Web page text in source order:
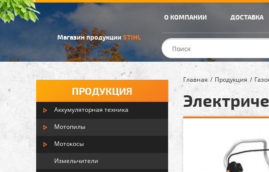
Магазин продукции STIHL
О КОМПАНИИ ДОСТАВКА
ПРОДУКЦИЯ
Аккумуляторная техника
Мотопилы
Мотокосы
Измельчители
Главная Продукция